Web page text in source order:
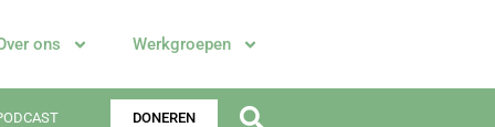
ons Werkgroepen
DONEREN